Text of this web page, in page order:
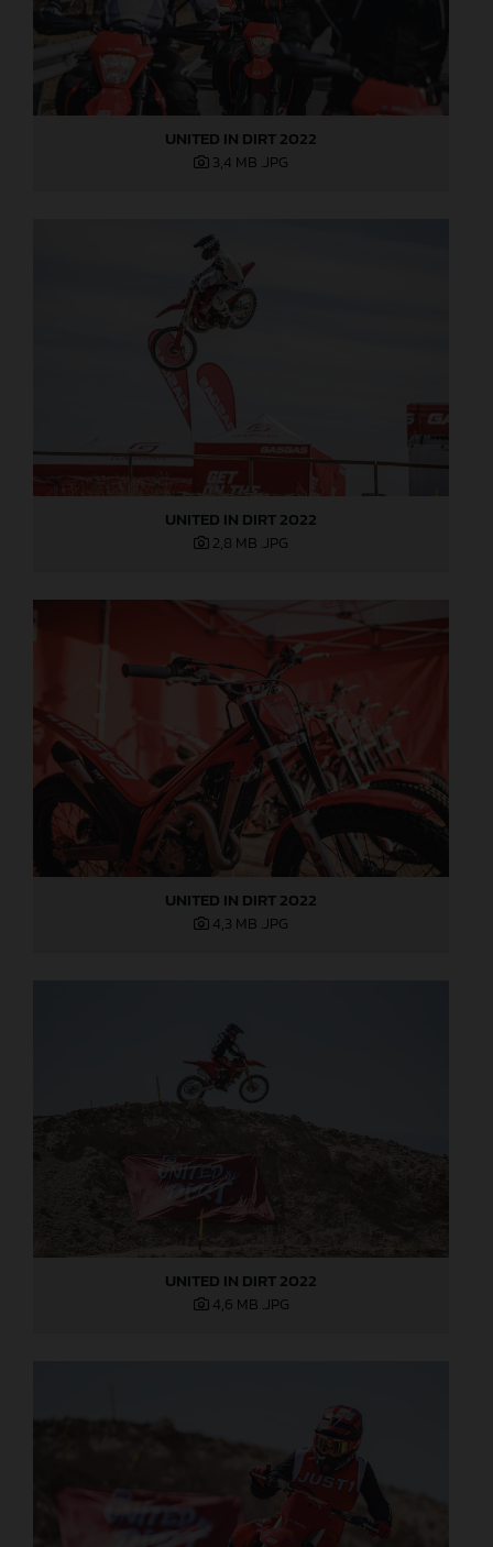
UNITED IN DIRT 2022
3,4 MB .JPG
UNITED IN DIRT 2022
2,8 MB .JPG
UNITED IN DIRT 2022
4,3 MB .JPG
UNITED IN DIRT 2022
4,6 MB .JPG